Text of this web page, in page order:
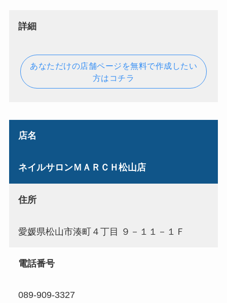
詳細
あなただけの店舗ページを無料で作成したい
方はコチラ
店名
ネイルサロンＭＡＲＣＨ松山店
住所
愛媛県松山市湊町４丁目 ９－１１－１Ｆ
電話番号
089-909-3327